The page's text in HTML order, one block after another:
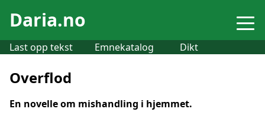
Daria.no
Last opp tekst Emnekatalog Dikt
Overflod
En novelle om mishandling i hjemmet.